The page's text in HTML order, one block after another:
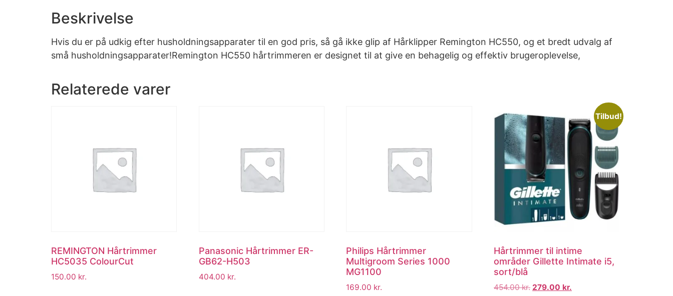
Beskrivelse
Hvis du er på udkig efter husholdningsapparater til en god pris, så gå ikke glip af Hårklipper Remington HC550, og et bredt udvalg af
små husholdningsapparater!Remington HC550 hårtrimmeren er designet til at give en behagelig og effektiv brugeroplevelse,
Relaterede varer
REMINGTON Hårtrimmer
HC5035 ColourCut
150.00 kr.
Panasonic Hårtrimmer ER-
GB62-H503
404.00 kr.
Philips Hårtrimmer
Multigroom Series 1000
MG1100
169.00 kr.
Tilbud!
Hårtrimmer til intime
områder Gillette Intimate i5,
sort/blå
454.00kr. 279.00 kr.